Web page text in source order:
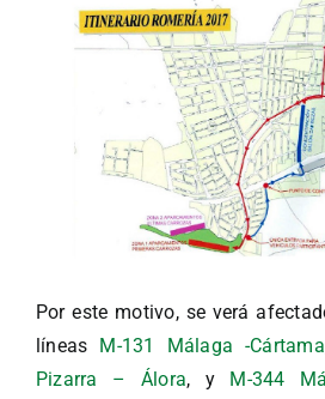
Por este motivo, se verá
líneas M-131 Málaga -Cártama
Pizarra – Álora, y M-344